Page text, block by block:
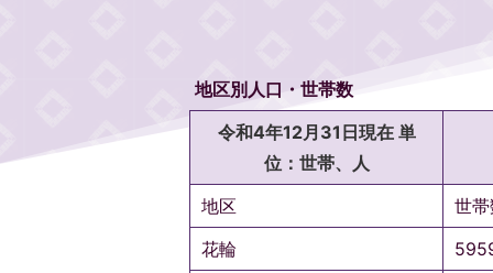
地区別人口・世帯数
令和4年12月31日現在 単
位：世帯、人
地区
世
花輪